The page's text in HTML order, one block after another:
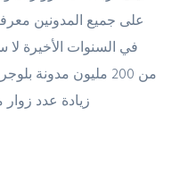
على جميع المدونين
في السنوات الأخيرة لا
من 200 مليون مدونة